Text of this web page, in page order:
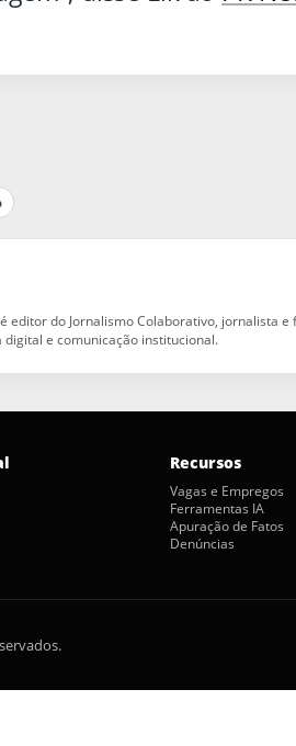
editor do Jornalismo Colaborativo, jornalista
e comunicação institucional.
Recursos
Vagas e Empregos
Ferramentas IA
Apuração de Fatos
Denúncias